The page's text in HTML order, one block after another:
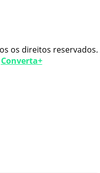
os direitos reservados.
Converta+